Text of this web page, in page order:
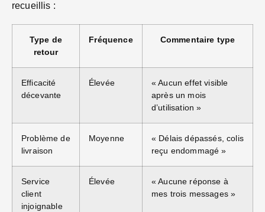
recueillis :
Type de
retour
Fréquence Commentaire type
Efficacité
décevante
Élevée
« Aucun effet visible
après un mois
d’utilisation »
Problème de
livraison
Moyenne
« Délais dépassés, colis
reçu endommagé »
Service
client
injoignable
Élevée
« Aucune réponse à
mes trois messages »